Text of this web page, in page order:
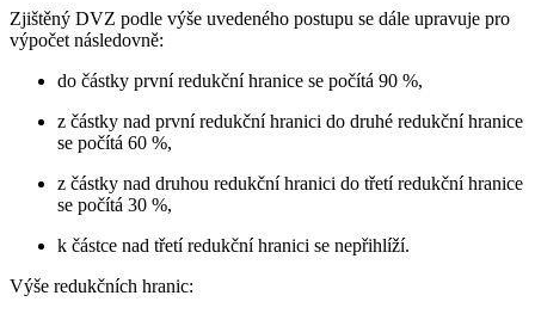
Zjištěný DVZ podle výše uvedeného postupu se dále upravuje pro
výpočet následovně:
do částky první redukční hranice se počítá 90 %,
z částky nad první redukční hranici do druhé redukční hranice
se počítá 60 %,
z částky nad druhou redukční hranici do třetí redukční hranice
se počítá 30 %,
k částce nad třetí redukční hranici se nepřihlíží.
Výše redukčních hranic: